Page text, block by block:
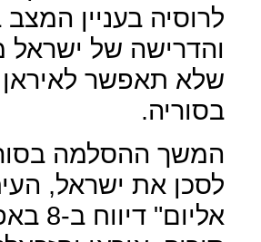
לרוסיה בעניין המצב
והדרישה של ישראל
שלא תאפשר לאיראן
בסוריה.
המשך ההסלמה
לסכן את ישראל,
אליום"